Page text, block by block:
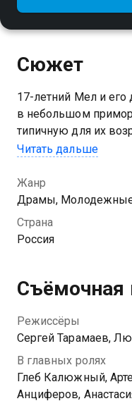
Сюжет
17-летний Мел и его
в небольшом
типичную для их
Но всё круто
отстоять честь
влюблен. Так
дуэльный клуб,
правилам и
поединком.
Читать дальше
Жанр
Драмы,
Страна
Россия
Съёмочная
Режиссёры
Сергей Тарамаев,
В главных ролях
Глеб Калюжный,
Анциферов,